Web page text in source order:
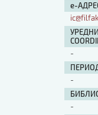
е-
-
-
-